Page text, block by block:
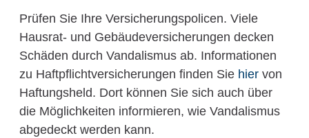
Prüfen Sie Ihre Versicherungspolicen. Viele
Hausrat- und Gebäudeversicherungen decken
Schäden durch Vandalismus ab. Informationen
zu Haftpflichtversicherungen finden Sie hiervon
Haftungsheld. Dort können Sie sich auch über
die Möglichkeiten informieren, wie Vandalismus
abgedeckt werden kann.